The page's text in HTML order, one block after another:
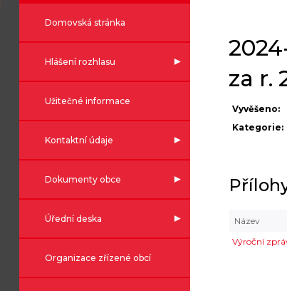
Domovská stránka
Hlášení rozhlasu
Užitečné informace
Kontaktní údaje
Dokumenty obce
Úřední deska
Organizace zřízené obcí
za r.
Vyvěšeno:
Kategorie:
Název
Výroční